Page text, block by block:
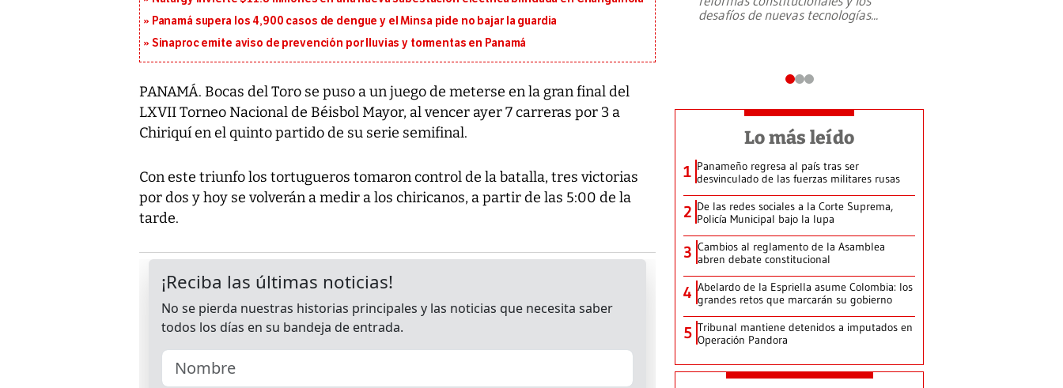
Panamá supera los 4,900 casos de dengue y el Minsa pide no bajar la guardia
Sinaproc emite aviso de prevención por lluvias y tormentas en Panamá
PANAMÁ. Bocas del Toro se puso a un juego de meterse en la gran final del
LXVII Torneo Nacional de Béisbol Mayor, al vencer ayer 7 carreras por 3 a
Chiriquí en el quinto partido de su serie semifinal.
Con este triunfo los tortugueros tomaron control de la batalla, tres victorias
por dos y hoy se volverán a medir a los chiricanos, a partir de las 5:00 de la
tarde.
desafíos de nuevas tecnologías...
Lo más leído
1 Panameño regresa al país tras ser
desvinculado de las fuerzas militares rusas
2 De las redes sociales a la Corte Suprema,
Policía Municipal bajo la lupa
3 Cambios al reglamento de la Asamblea
abren debate constitucional
4 Abelardo de la Espriella asume Colombia: los
grandes retos que marcarán su gobierno
5 Tribunal mantiene detenidos a imputados en
Operación Pandora